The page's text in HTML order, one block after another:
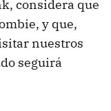
considera que
y que,
nuestros
seguirá